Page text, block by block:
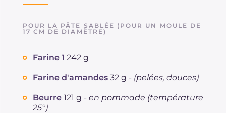
POUR LA PÂTE SABLÉE (POUR UN MOULE DE
17 CM DE DIAMÈTRE)
Farine 1 242 g
Farine d'amandes 32 g - (pelées, douces)
Beurre 121 g - en pommade (température
25°)